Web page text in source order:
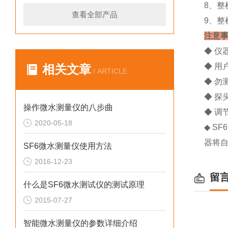
查看全部产品
相关文章 / ARTICLE
操作微水测量仪的八步曲
2020-05-18
SF6微水测量仪使用方法
2016-12-23
什么是SF6微水测试仪的测试原理
2015-07-27
智能微水测量仪的参数详细介绍
8、整
9、整
注意
◆ 仪
◆ 用
◆ 勿
◆ 探
◆ 调
◆ SF6
器将
留